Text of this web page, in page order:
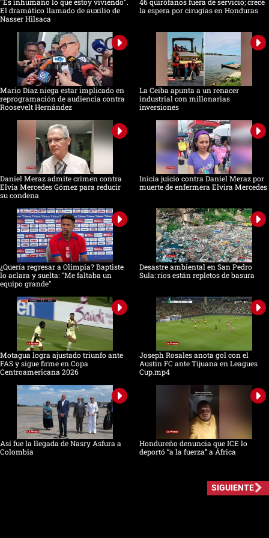
"Es inhumano lo que estoy viviendo".
El dramático llamado de auxilio de
Nasser Hilsaca
46 quirófanos fuera de servicio; crece
la espera por cirugías en Honduras
Mario Díaz niega estar implicado en
reprogramación de audiencia contra
Roosevelt Hernández
La Ceiba apunta a un renacer
industrial con millonarias
inversiones
Daniel Meraz admite crimen contra
Elvia Mercedes Gómez para reducir
su condena
Inicia juicio contra Daniel Meraz por
muerte de enfermera Elvira Mercedes
¿Quería regresar a Olimpia? Baptiste
lo aclara y suelta: "Me faltaba un
equipo grande"
Desastre ambiental en San Pedro
Sula: ríos están repletos de basura
Motagua logra ajustado triunfo ante
FAS y sigue firme en Copa
Centroamericana 2026
Joseph Rosales anota gol con el
Austin FC ante Tijuana en Leagues
Cup.mp4
Así fue la llegada de Nasry Asfura a
Colombia
Hondureño denuncia que ICE lo
deportó “a la fuerza” a África
SIGUIENTE